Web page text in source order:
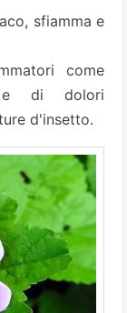
sfiamma e
come
e di dolori
d'insetto.